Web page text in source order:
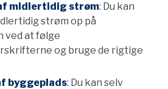
midlertidig strøm: Du kan
strøm op på
ved at følge
og bruge de rigtige
byggeplads: Du kan selv